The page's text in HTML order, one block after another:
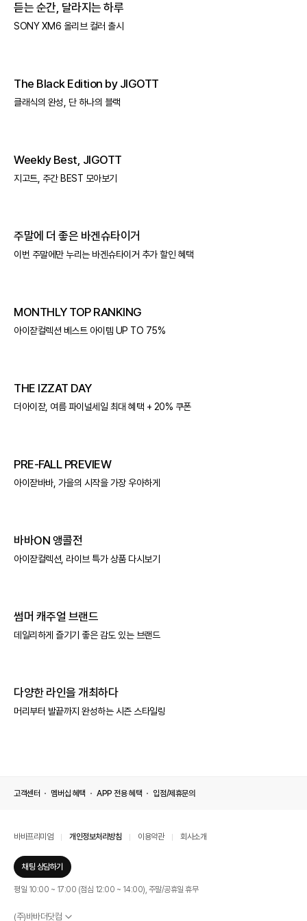
듣는 순간, 달라지는 하루
SONY XM6 올리브 컬러 출시
The Black Edition by JIGOTT
클래식의 완성, 단 하나의 블랙
Weekly Best, JIGOTT
지고트, 주간 BEST 모아보기
주말에 더 좋은 바겐슈타이거
이번 주말에만 누리는 바겐슈타이거 추가 할인 혜택
MONTHLY TOP RANKING
아이잗컬렉션 베스트 아이템 UP TO 75%
THE IZZAT DAY
더아이잗, 여름 파이널세일 최대 혜택 + 20% 쿠폰
PRE-FALL PREVIEW
아이잗바바, 가을의 시작을 가장 우아하게
바바ON 앵콜전
아이잗컬렉션, 라이브 특가 상품 다시보기
썸머 캐주얼 브랜드
데일리하게 즐기기 좋은 감도 있는 브랜드
다양한 라인을 개최하다
머리부터 발끝까지 완성하는 시즌 스타일링
고객센터 멤버십 혜택 APP 전용 혜택 입점/제휴문의
바바프리미엄 개인정보처리방침 이용약관 회사소개
채팅 상담하기
평일 10:00 ~ 17:00 (점심 12:00 ~ 14:00), 주말/공휴일 휴무
(주)바바더닷컴